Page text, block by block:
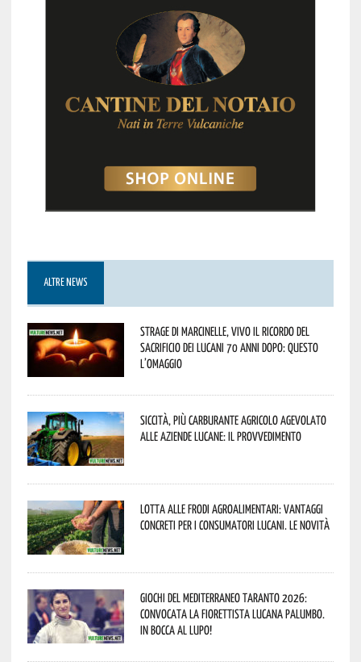
ALTRE NEWS
Strage di Marcinelle, vivo il ricordo del
sacrificio dei lucani 70 anni dopo: questo
l’omaggio
Siccità, più carburante agricolo agevolato
alle aziende lucane: il provvedimento
Lotta alle frodi agroalimentari: vantaggi
concreti per i consumatori lucani. Le novità
Giochi del Mediterraneo Taranto 2026:
convocata la fiorettista lucana Palumbo.
In bocca al lupo!